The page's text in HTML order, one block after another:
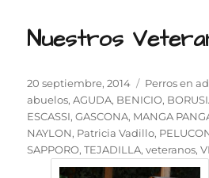
Nuestros
Publicado
el
20 septiembre, 2014 Categorías
Perros en
abuelos,AGUDA, BENICIO,
ESCASSI,GASCONA, MANGA
NAYLON, Patricia Vadillo,
SAPPORO,TEJADILLA,veteranos,